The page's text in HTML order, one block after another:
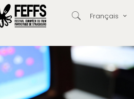
Français